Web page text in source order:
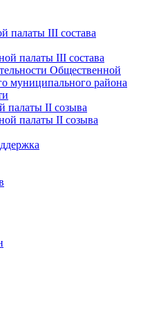
палаты III состава
палаты III состава
Общественной
муниципального района
палаты II созыва
палаты II созыва